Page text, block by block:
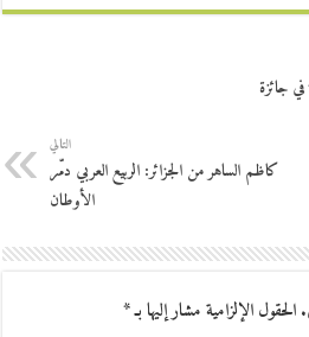
جائزة
التالي
كاظم الساهر من الجزائر: الربيع العربي دمّر
الأوطان
الحقول الإلزامية مشار إليها بـ*